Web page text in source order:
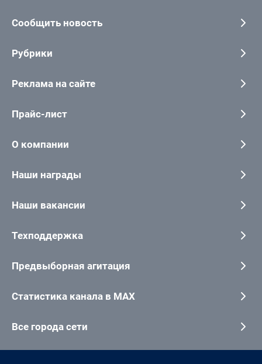
Сообщить новость
Рубрики
Реклама на сайте
Прайс-лист
О компании
Наши награды
Наши вакансии
Техподдержка
Предвыборная агитация
Статистика канала в MAX
Все города сети